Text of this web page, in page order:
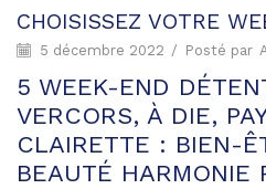
CHOISISSEZ VOTRE
5 décembre 2022 / Posté par
5 WEEK-END
VERCORS, À DIE,
CLAIRETTE : BIEN-
BEAUTÉ HARMONIE